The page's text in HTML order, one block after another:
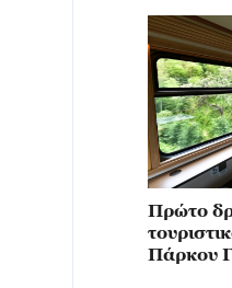
Πρώτο
Πάρκου